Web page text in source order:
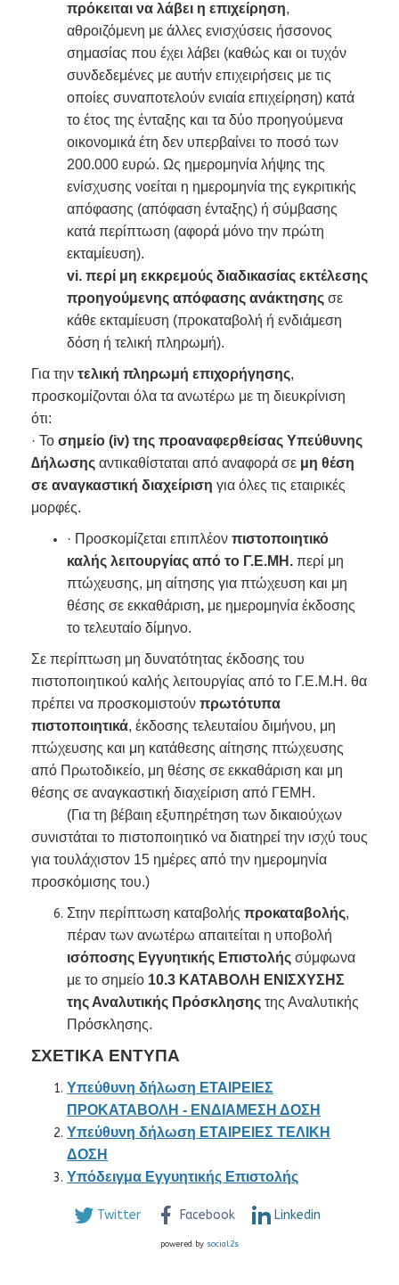
πρόκειται να λάβει η επιχείρηση,
αθροιζόμενη με άλλες ενισχύσεις ήσσονος
σημασίας που έχει λάβει (καθώς και οι τυχόν
συνδεδεμένες με αυτήν επιχειρήσεις με τις
οποίες συναποτελούν ενιαία επιχείρηση) κατά
το έτος της ένταξης και τα δύο προηγούμενα
οικονομικά έτη δεν υπερβαίνει το ποσό των
200.000 ευρώ. Ως ημερομηνία λήψης της
ενίσχυσης νοείται η ημερομηνία της εγκριτικής
απόφασης (απόφαση ένταξης) ή σύμβασης
κατά περίπτωση (αφορά μόνο την πρώτη
εκταμίευση).
vi. περί μη εκκρεμούς διαδικασίας εκτέλεσης
προηγούμενης απόφασης ανάκτησης σε
κάθε εκταμίευση (προκαταβολή ή ενδιάμεση
δόση ή τελική πληρωμή).
Για την τελική πληρωμή επιχορήγησης,
προσκομίζονται όλα τα ανωτέρω με τη διευκρίνιση
ότι:
· Το σημείο (iv) της προαναφερθείσας Υπεύθυνης
∆ήλωσης αντικαθίσταται από αναφορά σε μη θέση
σε αναγκαστική διαχείριση για όλες τις εταιρικές
μορφές.
· Προσκομίζεται επιπλέον πιστοποιητικό
καλής λειτουργίας από το Γ.Ε.ΜΗ. περί μη
πτώχευσης, μη αίτησης για πτώχευση και μη
θέσης σε εκκαθάριση, με ημερομηνία έκδοσης
το τελευταίο δίμηνο.
Σε περίπτωση μη δυνατότητας έκδοσης του
πιστοποιητικού καλής λειτουργίας από το Γ.Ε.Μ.Η. θα
πρέπει να προσκομιστούν πρωτότυπα
πιστοποιητικά, έκδοσης τελευταίου διμήνου, μη
πτώχευσης και μη κατάθεσης αίτησης πτώχευσης
από Πρωτοδικείο, μη θέσης σε εκκαθάριση και μη
θέσης σε αναγκαστική διαχείριση από ΓΕΜΗ.
(Για τη βέβαιη εξυπηρέτηση των δικαιούχων
συνιστάται το πιστοποιητικό να διατηρεί την ισχύ τους
για τουλάχιστον 15 ημέρες από την ημερομηνία
προσκόμισης του.)
Στην περίπτωση καταβολής προκαταβολής,
πέραν των ανωτέρω απαιτείται η υποβολή
ισόποσης Εγγυητικής Επιστολής σύμφωνα
με το σημείο 10.3 ΚΑΤΑΒΟΛΗ ΕΝΙΣΧΥΣΗΣ
της Αναλυτικής Πρόσκλησης της Αναλυτικής
Πρόσκλησης.
ΣΧΕΤΙΚΑ ΕΝΤΥΠΑ
Υπεύθυνη δήλωση ΕΤΑΙΡΕΙΕΣ
ΠΡΟΚΑΤΑΒΟΛΗ - ΕΝΔΙΑΜΕΣΗ ΔΟΣΗ
Υπεύθυνη δήλωση ΕΤΑΙΡΕΙΕΣ ΤΕΛΙΚΗ
ΔΟΣΗ
Υπόδειγμα Εγγυητικής Επιστολής
Twitter Facebook Linkedin
powered by social2s